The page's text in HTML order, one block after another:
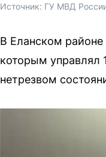
Источник: ГУ МВД
В Еланском районе
которым управлял
нетрезвом